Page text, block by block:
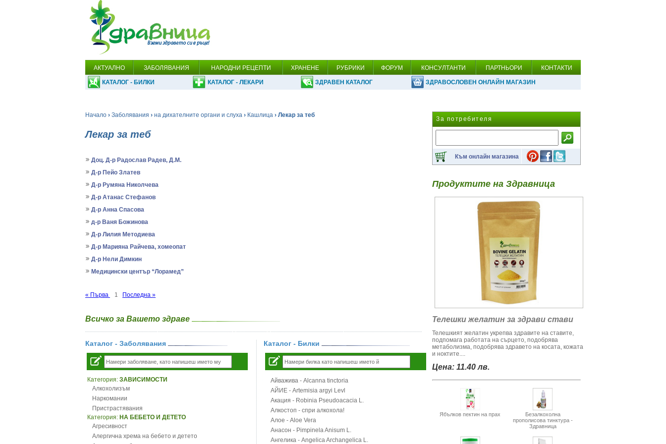
АКТУАЛНО ЗАБОЛЯВАНИЯ НАРОДНИ РЕЦЕПТИ ХРАНЕНЕ РУБРИКИ ФОРУМ КОНСУЛТАНТИ ПАРТНЬОРИ КОНТАКТИ
КАТАЛОГ - БИЛКИ КАТАЛОГ - ЛЕКАРИ ЗДРАВЕН КАТАЛОГ ЗДРАВОСЛОВЕН ОНЛАЙН МАГАЗИН
Начало › Заболявания › на дихателните органи и слуха › Кашлица › Лекар за теб
Лекар за теб
Доц. Д-р Радослав Радев, Д.М.
Д-р Пейо Златев
Д-р Румяна Николчева
Д-р Атанас Стефанов
Д-р Анна Спасова
д-р Ваня Божинова
Д-р Лилия Методиева
Д-р Марияна Райчева, хомеопат
Д-р Нели Димкин
Медицински център “Лорамед”
« Първа 1 Последна »
Всичко за Вашето здраве
Каталог - Заболявания
Категория: ЗАВИСИМОСТИ
Алкохолизъм
Наркомании
Пристрастявания
Категория: НА БЕБЕТО И ДЕТЕТО
Агресивност
Алергична хрема на бебето и детето
Каталог - Билки
Айважива - Alcanna tinctoria
АЙИЕ - Artemisia argyi Levl
Акация - Robinia Pseudoacacia L.
Алкостоп - спри алкохола!
Алое - Aloe Vera
Анасон - Pimpinela Anisum L.
Ангелика - Angelica Archangelica L.
За потребителя
Към онлайн магазина
Продуктите на Здравница
Телешки желатин за здрави стави
Телешкият желатин укрепва здравите на ставите,
подпомага работата на сърцето, подобрява
метаболизма, подобрява здравето на косата, кожата
и ноктите....
Цена: 11.40 лв.
Ябълков пектин на прах
Безалкохолна
прополисова тинктура -
Здравница